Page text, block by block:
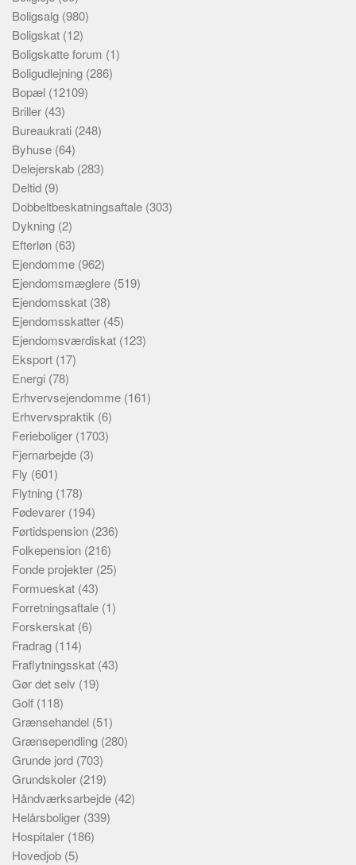
Boligsalg (980)
Boligskat (12)
Boligskatte forum (1)
Boligudlejning (286)
Bopæl (12109)
Briller (43)
Bureaukrati (248)
Byhuse (64)
Delejerskab (283)
Deltid (9)
Dobbeltbeskatningsaftale (303)
Dykning (2)
Efterløn (63)
Ejendomme (962)
Ejendomsmæglere (519)
Ejendomsskat (38)
Ejendomsskatter (45)
Ejendomsværdiskat (123)
Eksport (17)
Energi (78)
Erhvervsejendomme (161)
Erhvervspraktik (6)
Ferieboliger (1703)
Fjernarbejde (3)
Fly (601)
Flytning (178)
Fødevarer (194)
Førtidspension (236)
Folkepension (216)
Fonde projekter (25)
Formueskat (43)
Forretningsaftale (1)
Forskerskat (6)
Fradrag (114)
Fraflytningsskat (43)
Gør det selv (19)
Golf (118)
Grænsehandel (51)
Grænsependling (280)
Grunde jord (703)
Grundskoler (219)
Håndværksarbejde (42)
Helårsboliger (339)
Hospitaler (186)
Hovedjob (5)